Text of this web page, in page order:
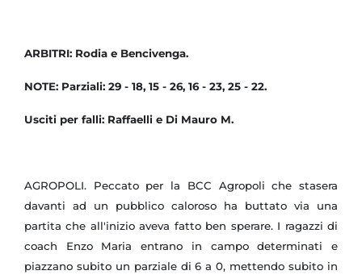
ARBITRI: Rodia e Bencivenga.
NOTE: Parziali: 29 - 18, 15 - 26, 16 - 23, 25 - 22.
Usciti per falli: Raffaelli e Di Mauro M.
AGROPOLI. Peccato per la BCC Agropoli che stasera
davanti ad un pubblico caloroso ha buttato via una
partita che all'inizio aveva fatto ben sperare. I ragazzi di
coach Enzo Maria entrano in campo determinati e
piazzano subito un parziale di 6 a 0, mettendo subito in